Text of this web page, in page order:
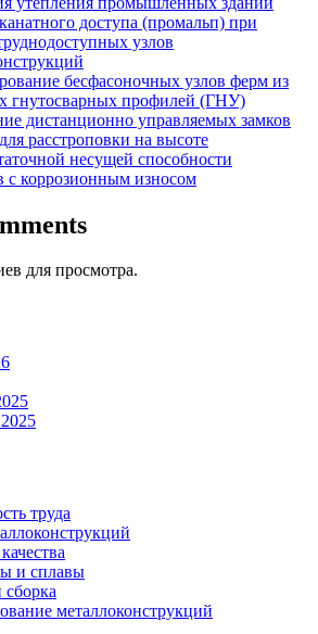
доступа (промальп) при
узлов
бесфасоночных узлов ферм из
гнутосварных профилей (ГНУ)
дистанционно управляемых замков
расстроповки на высоте
несущей способности
с коррозионным износом
для просмотра.
труда
и сплавы
металлоконструкций